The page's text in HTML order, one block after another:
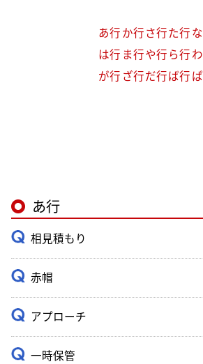
あ行か行さ行た行
は行 ま行や行ら行
が行 ざ行だ行ば行
あ行
相見積もり
赤帽
アプローチ
一時保管